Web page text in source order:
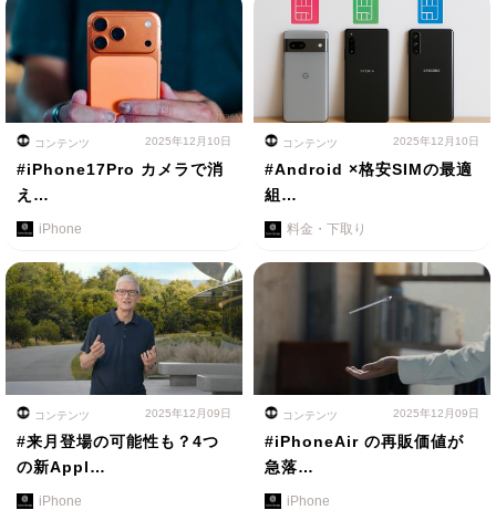
コンテンツ 2025年12月10日
#iPhone17Pro カメラで消
え…
iPhone
コンテンツ 2025年12月10日
#Android ×格安SIMの最適
組…
料金・下取り
コンテンツ 2025年12月09日
#来月登場の可能性も？4つ
の新Appl…
iPhone
コンテンツ 2025年12月09日
#iPhoneAir の再販価値が
急落…
iPhone